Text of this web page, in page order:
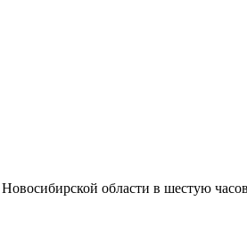
области в шестую